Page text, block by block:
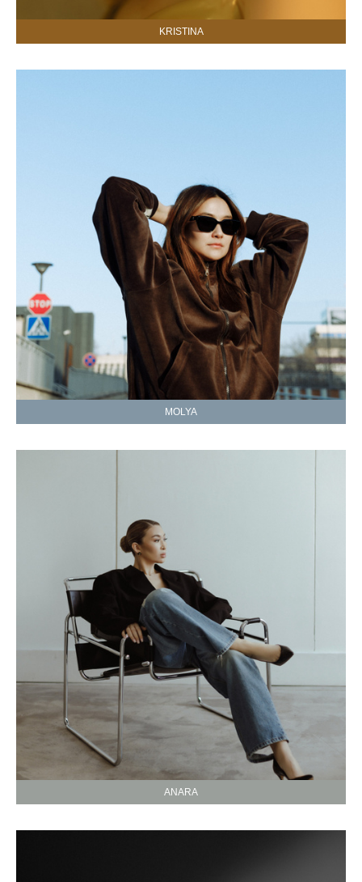
KRISTINA
MOLYA
ANARA